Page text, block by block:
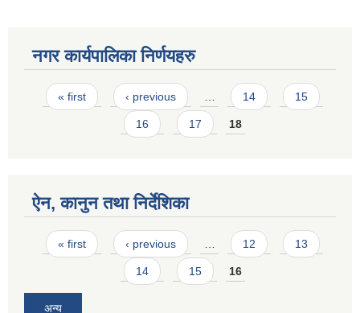
नगर कार्यपालिका निर्णयहरु
Pages
« first ‹ previous … 14 15
16 17 18
ऐन, कानुन तथा निर्देशिका
Pages
« first ‹ previous 12 13
14 15 16
अन्य